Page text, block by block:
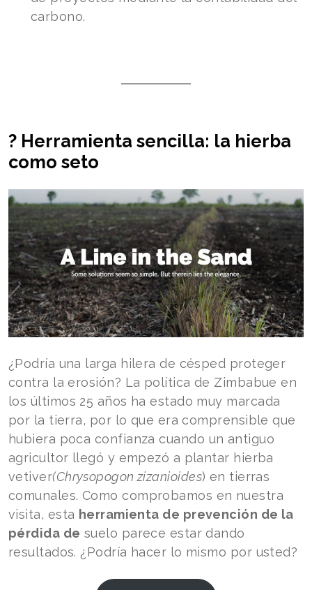
carbono.
?️ Herramienta sencilla: la hierba
como seto
¿Podría una larga hilera de césped proteger
contra la erosión? La política de Zimbabue en
los últimos 25 años ha estado muy marcada
por la tierra, por lo que era comprensible que
hubiera poca confianza cuando un antiguo
agricultor llegó y empezó a plantar hierba
vetiver(Chrysopogon zizanioides) en tierras
comunales. Como comprobamos en nuestra
visita, esta herramienta de prevención de la
pérdida de suelo parece estar dando
resultados. ¿Podría hacer lo mismo por usted?